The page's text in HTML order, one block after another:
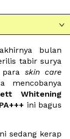

bulan
tabir surya
skin care
Whitening
ini bagus
sedang kerap